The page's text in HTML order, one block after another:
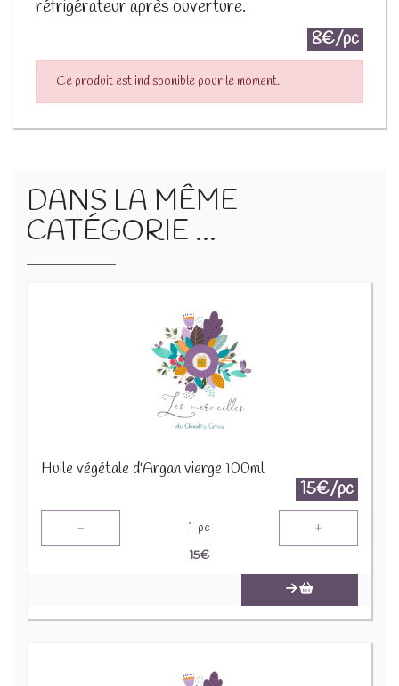
réfrigérateur après ouverture.
8€/pc
Ce produit est indisponible pour le moment.
DANS LA MÊME
CATÉGORIE ...
Huile végétale d'Argan vierge 100ml
15€/pc
- 1 pc +
15€